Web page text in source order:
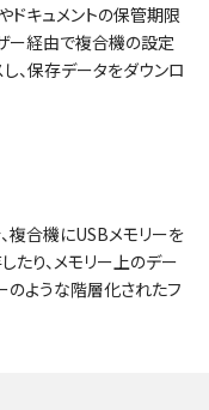
ドキュメントの保管期限
ー経由で複合機の設定
、保存データをダウンロ
複合機にUSBメモリーを
たり、メモリー上のデー
のような階層化されたフ